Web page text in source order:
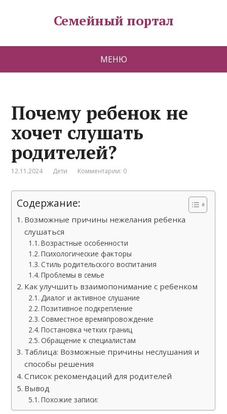
Семейный портал
МЕНЮ
Почему ребенок не
хочет слушать
родителей?
12.11.2024 Дети Комментарии: 0
Содержание:
Возможные причины нежелания ребенка
слушаться
Возрастные особенности
Психологические факторы
Стиль родительского воспитания
Проблемы в семье
Как улучшить взаимопонимание с ребенком
Диалог и активное слушание
Позитивное подкрепление
Совместное времяпровождение
Постановка четких границ
Обращение к специалистам
Таблица: Возможные причины неслушания и
способы решения
Список рекомендаций для родителей
Вывод
Похожие записи: